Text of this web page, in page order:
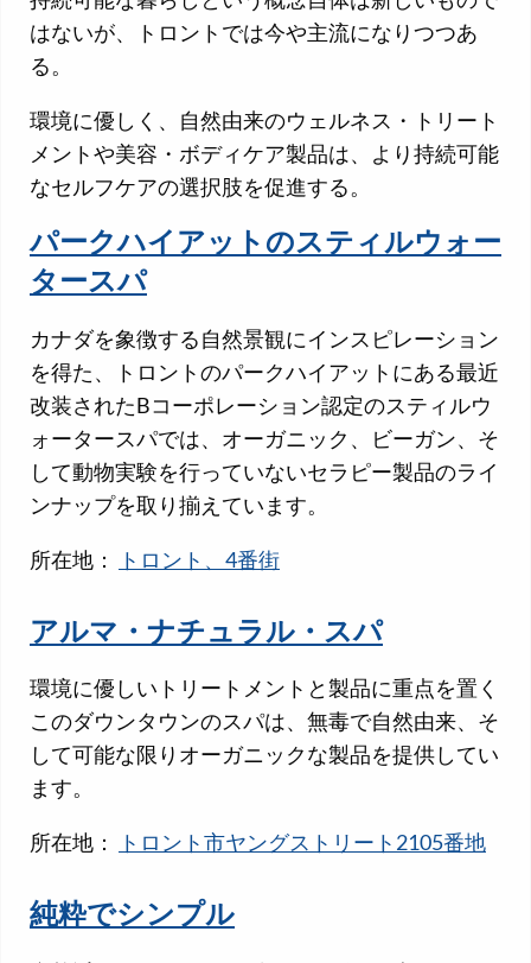
はないが、トロントでは今や主流になりつつあ
る。
環境に優しく、自然由来のウェルネス・トリート
メントや美容・ボディケア製品は、より持続可能
なセルフケアの選択肢を促進する。
パークハイアットのスティルウォー
タースパ
カナダを象徴する自然景観にインスピレーション
を得た、トロントのパークハイアットにある最近
改装されたBコーポレーション認定のスティルウ
ォータースパでは、オーガニック、ビーガン、そ
して動物実験を行っていないセラピー製品のライ
ンナップを取り揃えています。
所在地： トロント、4番街
アルマ・ナチュラル・スパ
環境に優しいトリートメントと製品に重点を置く
このダウンタウンのスパは、無毒で自然由来、そ
して可能な限りオーガニックな製品を提供してい
ます。
所在地： トロント市ヤングストリート2105番地
純粋でシンプル